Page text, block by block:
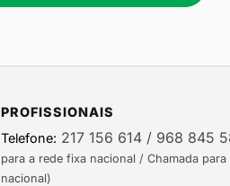
PROFISSIONAIS
Telefone: 217 156 614 / 968 845
para a rede fixa nacional / Chamada para
nacional)